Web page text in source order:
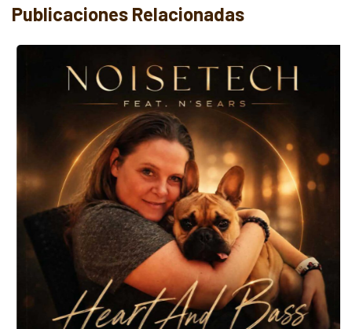
Publicaciones Relacionadas